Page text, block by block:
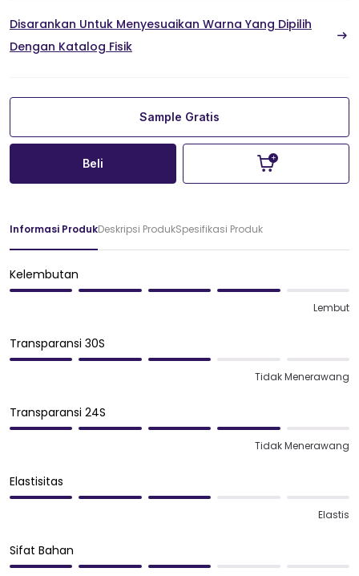
Disarankan Untuk Menyesuaikan Warna Yang Dipilih
Dengan Katalog Fisik
Sample Gratis
Beli
Informasi ProdukDeskripsi ProdukSpesifikasi Produk
Kelembutan
Lembut
Transparansi 30S
Tidak Menerawang
Transparansi 24S
Tidak Menerawang
Elastisitas
Elastis
Sifat Bahan